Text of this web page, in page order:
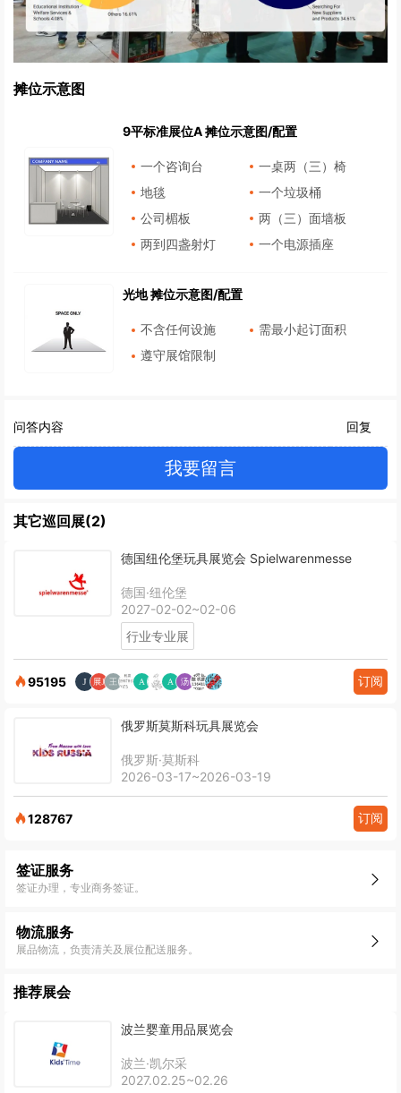
摊位示意图
9平标准展位A 摊位示意图/配置
一个咨询台
一桌两（三）椅
地毯
一个垃圾桶
公司楣板
两（三）面墙板
两到四盏射灯
一个电源插座
光地 摊位示意图/配置
不含任何设施
需最小起订面积
遵守展馆限制
问答内容 回复
我要留言
其它巡回展(2)
德国纽伦堡玩具展览会 Spielwarenmesse
德国·纽伦堡
2027-02-02~02-06
行业专业展
95195 订阅
俄罗斯莫斯科玩具展览会
俄罗斯·莫斯科
2026-03-17~2026-03-19
128767 订阅
签证服务
签证办理，专业商务签证。
物流服务
展品物流，负责清关及展位配送服务。
推荐展会
波兰婴童用品展览会
波兰·凯尔采
2027.02.25~02.26